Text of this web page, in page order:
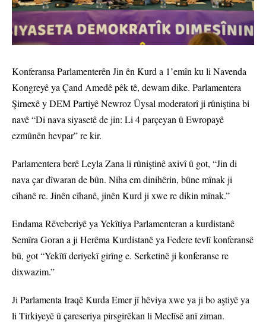
Konferansa Parlamenterên Jin ên Kurd a 1’emîn ku li Navenda
Kongreyê ya Çand Amedê pêk tê, dewam dike. Parlamentera
Şirnexê y DEM Partiyê Newroz Ûysal moderatorî ji rûniştina bi
navê “Di nava siyasetê de jin: Li 4 parçeyan û Ewropayê
ezmûnên hevpar” re kir.
Parlamentera berê Leyla Zana li rûniştinê axivî û got, “Jin di
nava çar dîwaran de bûn. Niha em dinihêrin, bûne mînak ji
cîhanê re. Jinên cîhanê, jinên Kurd ji xwe re dikin mînak.”
Endama Rêveberiyê ya Yekîtiya Parlamenteran a kurdistanê
Semîra Goran a ji Herêma Kurdistanê ya Federe tevlî konferansê
bû, got “Yekîtî deriyekî girîng e. Serketinê ji konferanse re
dixwazim.”
Ji Parlamenta Iraqê Kurda Emer jî hêviya xwe ya ji bo aştiyê ya
li Tirkiyeyê û çareseriya pirsgirêkan li Meclîsê anî ziman.